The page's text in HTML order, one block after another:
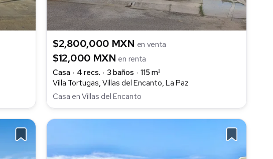
$2,800,000 MXN en venta
$12,000 MXN en renta
Casa
4 recs. 3 baños
115 m²
Villa Tortugas, Villas del Encanto, La Paz
Casa en Villas del Encanto